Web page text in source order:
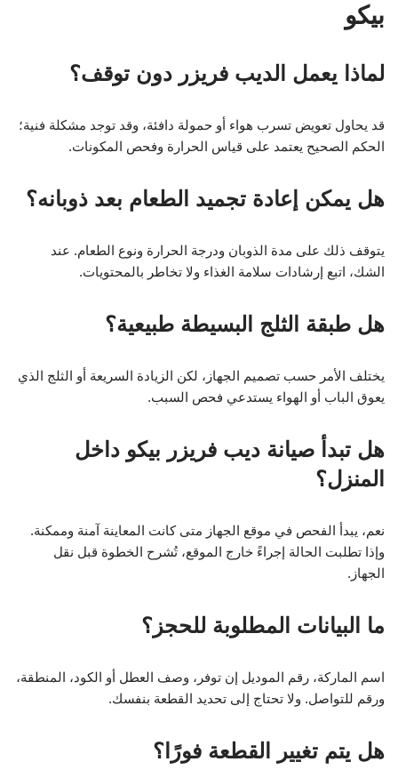
بيكو
لماذا يعمل الديب فريزر دون توقف؟
قد يحاول تعويض تسرب هواء أو حمولة دافئة، وقد توجد مشكلة فنية؛
الحكم الصحيح يعتمد على قياس الحرارة وفحص المكونات.
هل يمكن إعادة تجميد الطعام بعد ذوبانه؟
يتوقف ذلك على مدة الذوبان ودرجة الحرارة ونوع الطعام. عند
الشك، اتبع إرشادات سلامة الغذاء ولا تخاطر بالمحتويات.
هل طبقة الثلج البسيطة طبيعية؟
يختلف الأمر حسب تصميم الجهاز، لكن الزيادة السريعة أو الثلج الذي
يعوق الباب أو الهواء يستدعي فحص السبب.
هل تبدأ صيانة ديب فريزر بيكو داخل
المنزل؟
نعم، يبدأ الفحص في موقع الجهاز متى كانت المعاينة آمنة وممكنة.
وإذا تطلبت الحالة إجراءً خارج الموقع، تُشرح الخطوة قبل نقل
الجهاز.
ما البيانات المطلوبة للحجز؟
اسم الماركة، رقم الموديل إن توفر، وصف العطل أو الكود، المنطقة،
ورقم للتواصل. ولا تحتاج إلى تحديد القطعة بنفسك.
هل يتم تغيير القطعة فورًا؟